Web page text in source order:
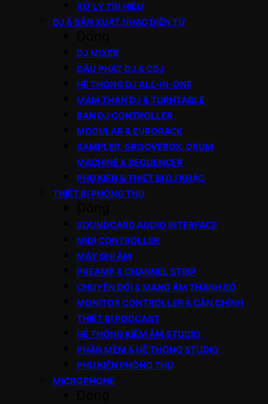
XỬ LÝ TÍN HIỆU
DJ & SẢN XUẤT NHẠC ĐIỆN TỬ
DJ MIXER
ĐẦU PHÁT DJ & CDJ
HỆ THỐNG DJ ALL-IN-ONE
MÂM THAN DJ & TURNTABLE
BÀN DJ CONTROLLER
MODULAR & EURORACK
SAMPLER, GROOVEBOX, DRUM
MACHINE & SEQUENCER
PHỤ KIỆN & THIẾT BỊ DJ KHÁC
THIẾT BỊ PHÒNG THU
SOUNDCARD AUDIO INTERFACE
MIDI CONTROLLER
MÁY GHI ÂM
PREAMP & CHANNEL STRIP
CHUYỂN ĐỔI & MẠNG ÂM THANH SỐ
MONITOR CONTROLLER & CÂN CHỈNH
THIẾT BỊ PODCAST
HỆ THỐNG KIỂM ÂM STUDIO
PHẦN MỀM & HỆ THỐNG STUDIO
PHỤ KIỆN PHÒNG THU
MICROPHONE